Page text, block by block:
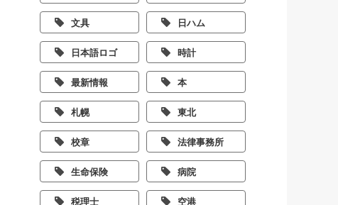
文具 日ハム
日本語ロゴ 時計
最新情報 本
札幌 東北
校章 法律事務所
生命保険 病院
税理士 空港